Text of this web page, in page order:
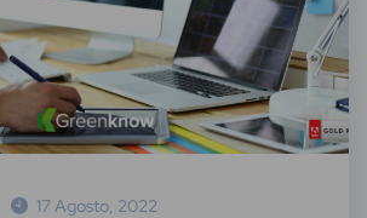
17 Agosto, 2022